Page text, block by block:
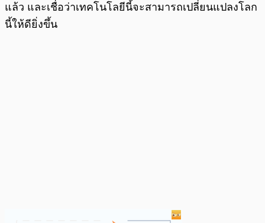
แล้ว และเชื่อว่าเทคโนโลยีนี้จะสามารถเปลี่ยนแปลงโลก
นี้ให้ดียิ่งขึ้น